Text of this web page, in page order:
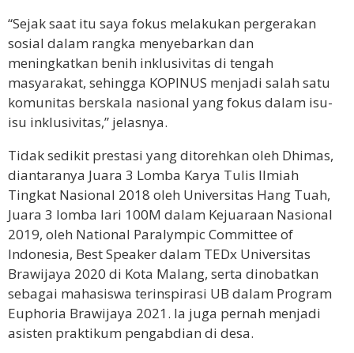
“Sejak saat itu saya fokus melakukan pergerakan
sosial dalam rangka menyebarkan dan
meningkatkan benih inklusivitas di tengah
masyarakat, sehingga KOPINUS menjadi salah satu
komunitas berskala nasional yang fokus dalam isu-
isu inklusivitas,” jelasnya.
Tidak sedikit prestasi yang ditorehkan oleh Dhimas,
diantaranya Juara 3 Lomba Karya Tulis Ilmiah
Tingkat Nasional 2018 oleh Universitas Hang Tuah,
Juara 3 lomba lari 100M dalam Kejuaraan Nasional
2019, oleh National Paralympic Committee of
Indonesia, Best Speaker dalam TEDx Universitas
Brawijaya 2020 di Kota Malang, serta dinobatkan
sebagai mahasiswa terinspirasi UB dalam Program
Euphoria Brawijaya 2021. Ia juga pernah menjadi
asisten praktikum pengabdian di desa.